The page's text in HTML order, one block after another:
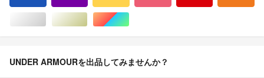
シルバー/銀色系ゴールド/金色系マルチカラー
UNDER ARMOURを出品してみませんか？